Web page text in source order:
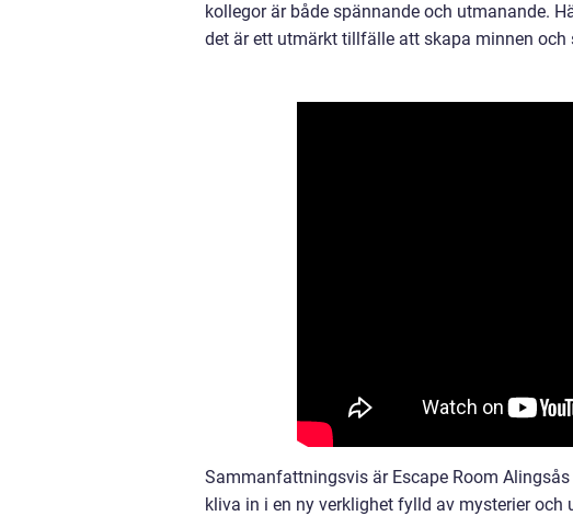
kollegor är både spännande och utmanande.
det är ett utmärkt tillfälle att skapa minnen och
Sammanfattningsvis är Escape Room
kliva in i en ny verklighet fylld av mysterier